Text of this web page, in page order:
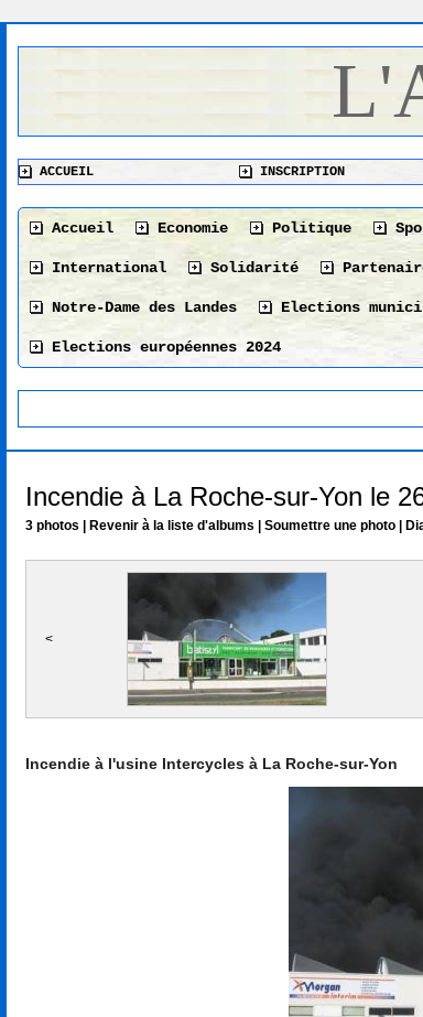
ACCUEIL INSCRIPTION
Accueil Economie Politique
International Solidarité
Notre-Dame des Landes Elections
Elections européennes 2024
Incendie à La Roche-sur-Yon le
3 photos Revenir à la liste d'albums |Soumettre une photo
<
Incendie à l'usine Intercycles à La Roche-sur-Yon